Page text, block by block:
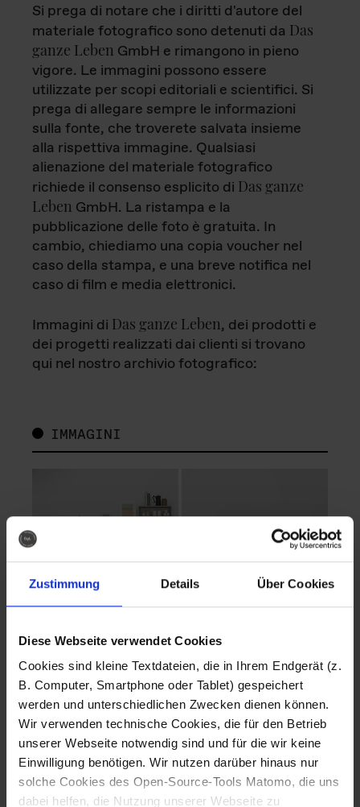
Zustimmung Details Über Cookies
Diese Webseite verwendet Cookies
Cookies sind kleine Textdateien, die in Ihrem Endgerät (z.
B. Computer, Smartphone oder Tablet) gespeichert
werden und unterschiedlichen Zwecken dienen können.
Wir verwenden technische Cookies, die für den Betrieb
unserer Webseite notwendig sind und für die wir keine
Einwilligung benötigen. Wir nutzen darüber hinaus nur
solche Cookies des Open-Source-Tools Matomo, die uns
dabei helfen, die Nutzung unserer Webseite zu
Si prega di notare che i diritti d'autore del
materiale fotografico sono detenuti da Das
ganze Leben GmbH e rimangono in pieno
vigore. Le immagini possono essere
utilizzate per scopi editoriali e scientifici. Si
prega di allegare sempre le informazioni
sulla fonte, che troverete salvata insieme
alla rispettiva immagine. Qualsiasi
alienazione del materiale fotografico
richiede il consenso esplicito di Das ganze
Leben GmbH. La ristampa e la
pubblicazione delle foto è gratuita. In
cambio, chiediamo una copia voucher nel
caso della stampa, e una breve notifica nel
caso di film e media elettronici.
Immagini di Das ganze Leben, dei prodotti e
dei progetti realizzati dai clienti si trovano
qui nel nostro archivio fotografico:
IMMAGINI
Fotografo: Lorenz
Sternbach
Download
Fotografo: Lorenz
Sternbach
Download